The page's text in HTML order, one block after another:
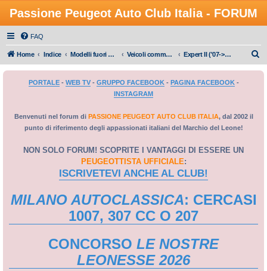
Passione Peugeot Auto Club Italia - FORUM
FAQ
Home Indice Modelli fuori produzione Veicoli commerciali e altri allestimenti Expert II ('07->'16)
PORTALE- WEB TV- GRUPPO FACEBOOK- PAGINA FACEBOOK-
INSTAGRAM
Benvenuti nel forum di PASSIONE PEUGEOT AUTO CLUB ITALIA, dal 2002 il
punto di riferimento degli appassionati italiani del Marchio del Leone!
NON SOLO FORUM! SCOPRITE I VANTAGGI DI ESSERE UN
PEUGEOTTISTA UFFICIALE:
ISCRIVETEVI ANCHE AL CLUB!
MILANO AUTOCLASSICA: CERCASI
1007, 307 CC O 207
CONCORSO LE NOSTRE
LEONESSE 2026